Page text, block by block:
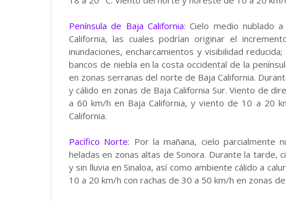
Península de Baja California: Cielo medio nublado
California, las cuales podrían originar el
inundaciones, encharcamientos y visibilidad
bancos de niebla en la costa occidental de la
en zonas serranas del norte de Baja California.
y cálido en zonas de Baja California Sur. Viento de
a 60 km/h en Baja California, y viento de 10 a 20
California.
Pacífico Norte: Por la mañana, cielo parcialmente
heladas en zonas altas de Sonora. Durante la tarde,
y sin lluvia en Sinaloa, así como ambiente cálido a
10 a 20 km/h con rachas de 30 a 50 km/h en zonas